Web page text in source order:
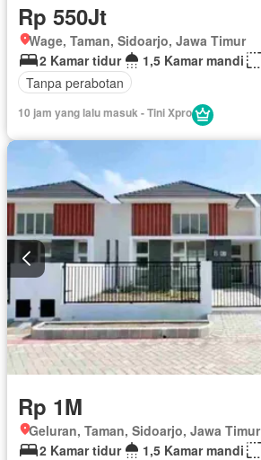
Rp 550Jt
Wage, Taman, Sidoarjo, Jawa Timur
2 Kamar tidur
1,5 Kamar mandi
Tanpa perabotan
10 jam yang lalu masuk - Tini Xpro
Rp 1M
Geluran, Taman, Sidoarjo, Jawa Timur
2 Kamar tidur
1,5 Kamar mandi